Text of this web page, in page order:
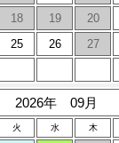
18 19 20
25 26 27
2026年 09月
火 水 木